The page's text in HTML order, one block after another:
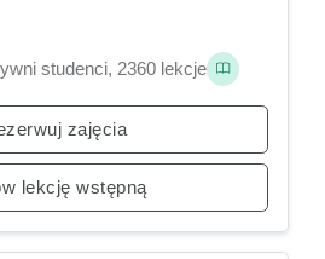
studenci, 2360 lekcje
zajęcia
lekcję wstępną